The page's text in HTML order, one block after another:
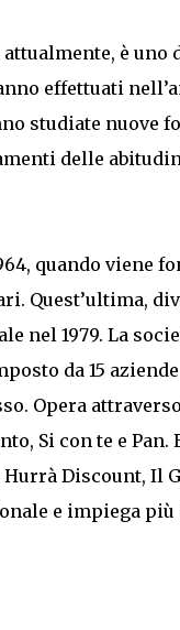
è uno
effettuati
studiate nuove
delle
quando viene
Quest’ultima,
nel 1979. La
da 15 aziende
Opera
Si con te e Pan.
Hurrà Discount, Il
e impiega più